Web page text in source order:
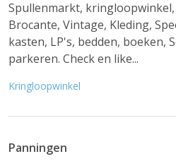
Spullenmarkt, kringloopwinkel,
Brocante, Vintage, Kleding,
kasten, LP's, bedden, boeken,
parkeren. Check en like...
Kringloopwinkel
Panningen